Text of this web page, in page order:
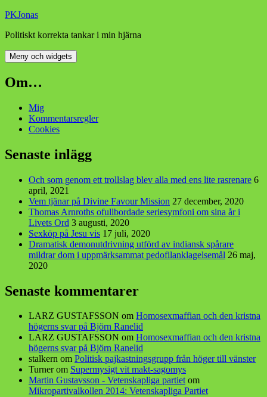
Hoppa
innehåll
PKJonas
Politiskt korrekta tankar i min hjärna
Meny och widgets
Om…
Mig
Kommentarsregler
Cookies
Senaste inlägg
Och som genom ett trollslag blev alla med ens lite rasrenare 6
april, 2021
Vem tjänar på Divine Favour Mission 27 december, 2020
Thomas Arnroths ofullbordade seriesymfoni om sina år i
Livets Ord 3 augusti, 2020
Sexköp på Jesu vis 17 juli, 2020
Dramatisk demonutdrivning utförd av indiansk spårare
mildrar dom i uppmärksammat pedofilanklagelsemål 26 maj,
2020
Senaste kommentarer
LARZ GUSTAFSSON om Homosexmaffian och den kristna
högerns svar på Björn Ranelid
LARZ GUSTAFSSON om Homosexmaffian och den kristna
högerns svar på Björn Ranelid
stalkern om Politisk pajkastningsgrupp från höger till vänster
Turnerom Supermysigt vit makt-sagomys
Martin Gustavsson - Vetenskapliga partietom
Mikropartivalkollen 2014: Vetenskapliga Partiet